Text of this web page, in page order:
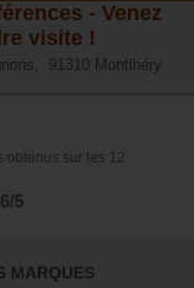
- Venez
visite !
91310 Montlhéry
obtenus sur les 12
5
MARQUES